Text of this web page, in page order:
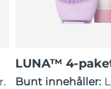
LUNA™ 4-
Bunt innehåller: